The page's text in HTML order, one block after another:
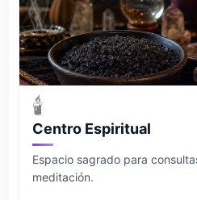
🕯️
Centro Espiritual
Espacio sagrado para
meditación.